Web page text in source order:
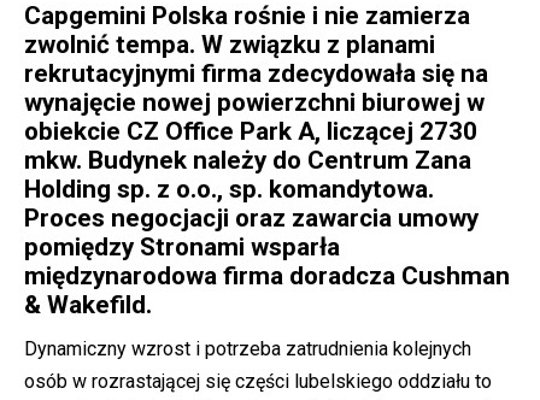
Capgemini Polska rośnie i nie zamierza
zwolnić tempa. W związku z planami
rekrutacyjnymi firma zdecydowała się na
wynajęcie nowej powierzchni biurowej w
obiekcie CZ Office Park A, liczącej 2730
mkw. Budynek należy do Centrum Zana
Holding sp. z o.o., sp. komandytowa.
Proces negocjacji oraz zawarcia umowy
pomiędzy Stronami wsparła
międzynarodowa firma doradcza Cushman
& Wakefild.
Dynamiczny wzrost i potrzeba zatrudnienia kolejnych
osób w rozrastającej się części lubelskiego oddziału to